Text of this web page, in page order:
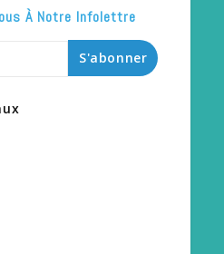
À Notre Infolettre
S'abonner